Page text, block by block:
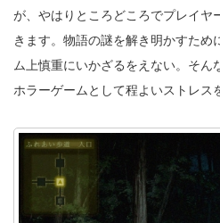
が、やはりところどころでプレイヤ
きます。物語の謎を解き明かすため
ム上慎重にいかざるをえない。そん
ホラーゲームとして程よいストレス